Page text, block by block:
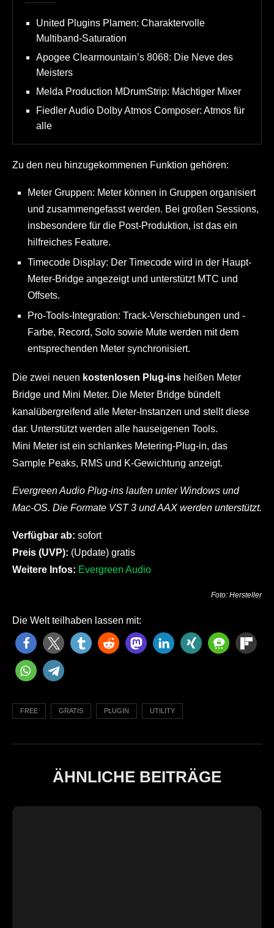
United Plugins Plamen: Charaktervolle
Multiband-Saturation
Apogee Clearmountain’s 8068: Die Neve des
Meisters
Melda Production MDrumStrip: Mächtiger Mixer
Fiedler Audio Dolby Atmos Composer: Atmos für
alle
Zu den neu hinzugekommenen Funktion gehören:
Meter Gruppen: Meter können in Gruppen organisiert
und zusammengefasst werden. Bei großen Sessions,
insbesondere für die Post-Produktion, ist das ein
hilfreiches Feature.
Timecode Display: Der Timecode wird in der Haupt-
Meter-Bridge angezeigt und unterstützt MTC und
Offsets.
Pro-Tools-Integration: Track-Verschiebungen und -
Farbe, Record, Solo sowie Mute werden mit dem
entsprechenden Meter synchronisiert.
Die zwei neuen kostenlosen Plug-ins heißen Meter
Bridge und Mini Meter. Die Meter Bridge bündelt
kanalübergreifend alle Meter-Instanzen und stellt diese
dar. Unterstützt werden alle hauseigenen Tools.
Mini Meter ist ein schlankes Metering-Plug-in, das
Sample Peaks, RMS und K-Gewichtung anzeigt.
Evergreen Audio Plug-ins laufen unter Windows und
Mac-OS. Die Formate VST 3 und AAX werden unterstützt.
Verfügbar ab: sofort
Preis (UVP): (Update) gratis
Weitere Infos: Evergreen Audio
Foto: Hersteller
Die Welt teilhaben lassen mit:
FREE GRATIS PLUGIN UTILITY
ÄHNLICHE BEITRÄGE